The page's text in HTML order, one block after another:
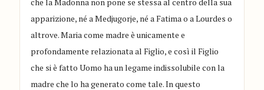
apparizione, né a Medjugorje, né a Fatima o a Lourdes o
altrove. Maria come madre è unicamente e
profondamente relazionata al Figlio, e così il Figlio
che si è fatto Uomo ha un legame indissolubile con la
madre che lo ha generato come tale. In questo